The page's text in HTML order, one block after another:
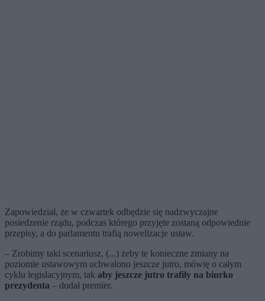
Zapowiedział, że w czwartek odbędzie się nadzwyczajne
posiedzenie rządu, podczas którego przyjęte zostaną odpowiednie
przepisy, a do parlamentu trafią nowelizacje ustaw.
– Zrobimy taki scenariusz, (...) żeby te konieczne zmiany na
poziomie ustawowym uchwalono jeszcze jutro, mówię o całym
cyklu legislacyjnym, tak aby jeszcze jutro trafiły na biurko
prezydenta – dodał premier.